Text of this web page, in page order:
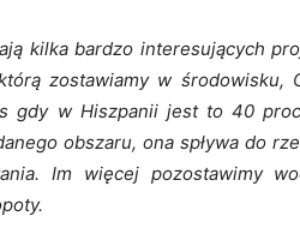
kilka bardzo interesujących
zostawiamy w
gdy w Hiszpanii jest to 40
obszaru, ona spływa do
Im więcej pozostawimy